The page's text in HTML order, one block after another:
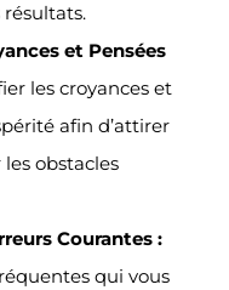
et Pensées
les croyances et
afin d’attirer
obstacles
Courantes :
qui vous